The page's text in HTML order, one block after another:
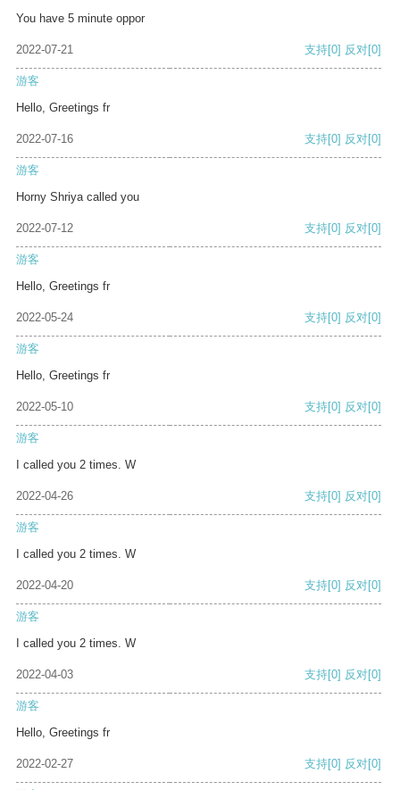
You have 5 minute oppor
2022-07-21 支持[0] 反对[0]
游客
Hello, Greetings fr
2022-07-16 支持[0] 反对[0]
游客
Horny Shriya called you
2022-07-12 支持[0] 反对[0]
游客
Hello, Greetings fr
2022-05-24 支持[0] 反对[0]
游客
Hello, Greetings fr
2022-05-10 支持[0] 反对[0]
游客
I called you 2 times. W
2022-04-26 支持[0] 反对[0]
游客
I called you 2 times. W
2022-04-20 支持[0] 反对[0]
游客
I called you 2 times. W
2022-04-03 支持[0] 反对[0]
游客
Hello, Greetings fr
2022-02-27 支持[0] 反对[0]